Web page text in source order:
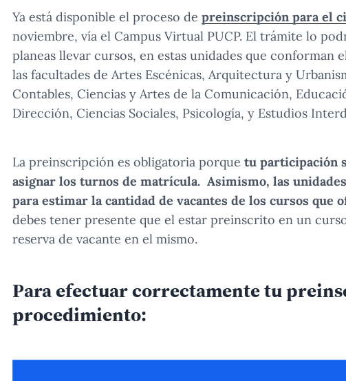
Ya está disponible el proceso de preinscripción para el
noviembre, vía el Campus Virtual PUCP. El trámite lo
planeas llevar cursos, en estas unidades que conforman
las facultades de Artes Escénicas, Arquitectura y
Contables, Ciencias y Artes de la Comunicación,
Dirección, Ciencias Sociales, Psicología, y Estudios
La preinscripción es obligatoria porque tu participación
asignar los turnos de matrícula. Asimismo, las
para estimar la cantidad de vacantes de los cursos que
debes tener presente que el estar preinscrito en un
reserva de vacante en el mismo.
Para efectuar correctamente tu
procedimiento: